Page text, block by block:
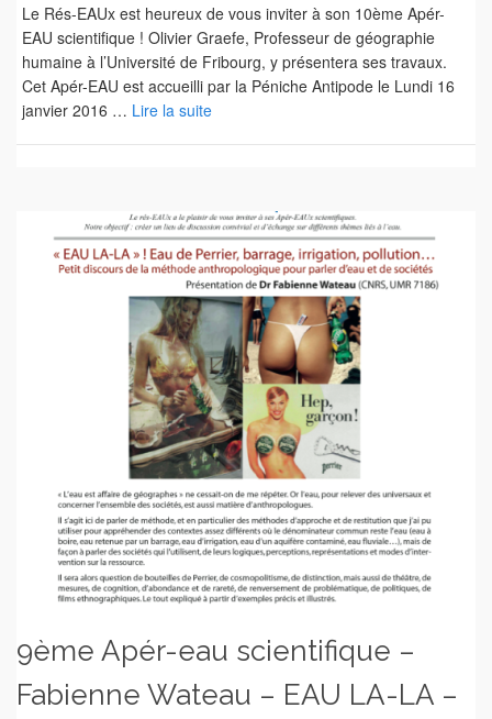
Le Rés-EAUx est heureux de vous inviter à son 10ème Apér-
EAU scientifique ! Olivier Graefe, Professeur de géographie
humaine à l’Université de Fribourg, y présentera ses travaux.
Cet Apér-EAU est accueilli par la Péniche Antipode le Lundi 16
janvier 2016 … Lire la suite
9ème Apér-eau scientifique –
Fabienne Wateau – EAU LA-LA –